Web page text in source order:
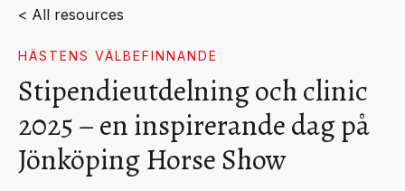
< All resources
HÄSTENS VÄLBEFINNANDE
Stipendieutdelning och clinic
2025 – en inspirerande dag på
Jönköping Horse Show